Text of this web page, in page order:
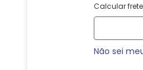
Calcular
Não sei